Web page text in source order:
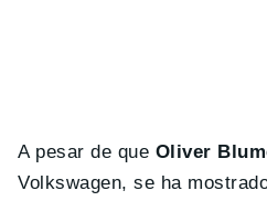
A pesar de que Oliver
Volkswagen, se ha